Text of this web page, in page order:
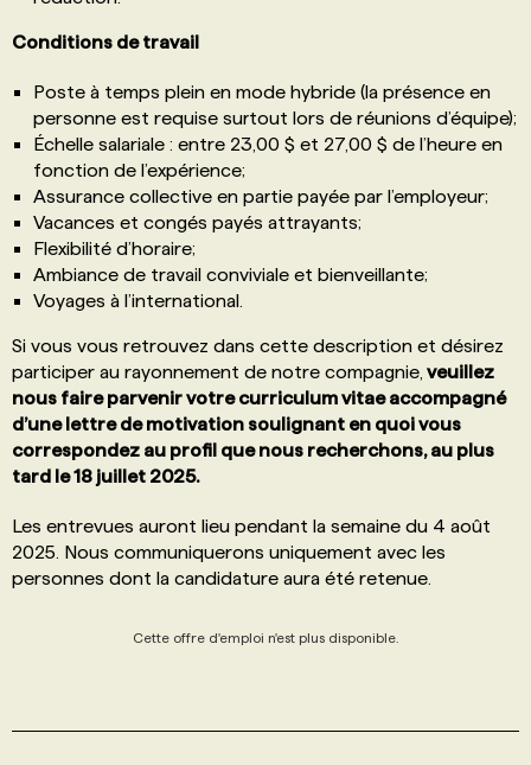
Conditions de travail
Poste à temps plein en mode hybride (la présence en
personne est requise surtout lors de réunions d’équipe);
Échelle salariale : entre 23,00 $ et 27,00 $ de l’heure en
fonction de l’expérience;
Assurance collective en partie payée par l’employeur;
Vacances et congés payés attrayants;
Flexibilité d’horaire;
Ambiance de travail conviviale et bienveillante;
Voyages à l’international.
Si vous vous retrouvez dans cette description et désirez
participer au rayonnement de notre compagnie, veuillez
nous faire parvenir votre curriculum vitae accompagné
d’une lettre de motivation soulignant en quoi vous
correspondez au profil que nous recherchons, au plus
tard le 18 juillet 2025.
Les entrevues auront lieu pendant la semaine du 4 août
2025. Nous communiquerons uniquement avec les
personnes dont la candidature aura été retenue.
Cette offre d'emploi n'est plus disponible.